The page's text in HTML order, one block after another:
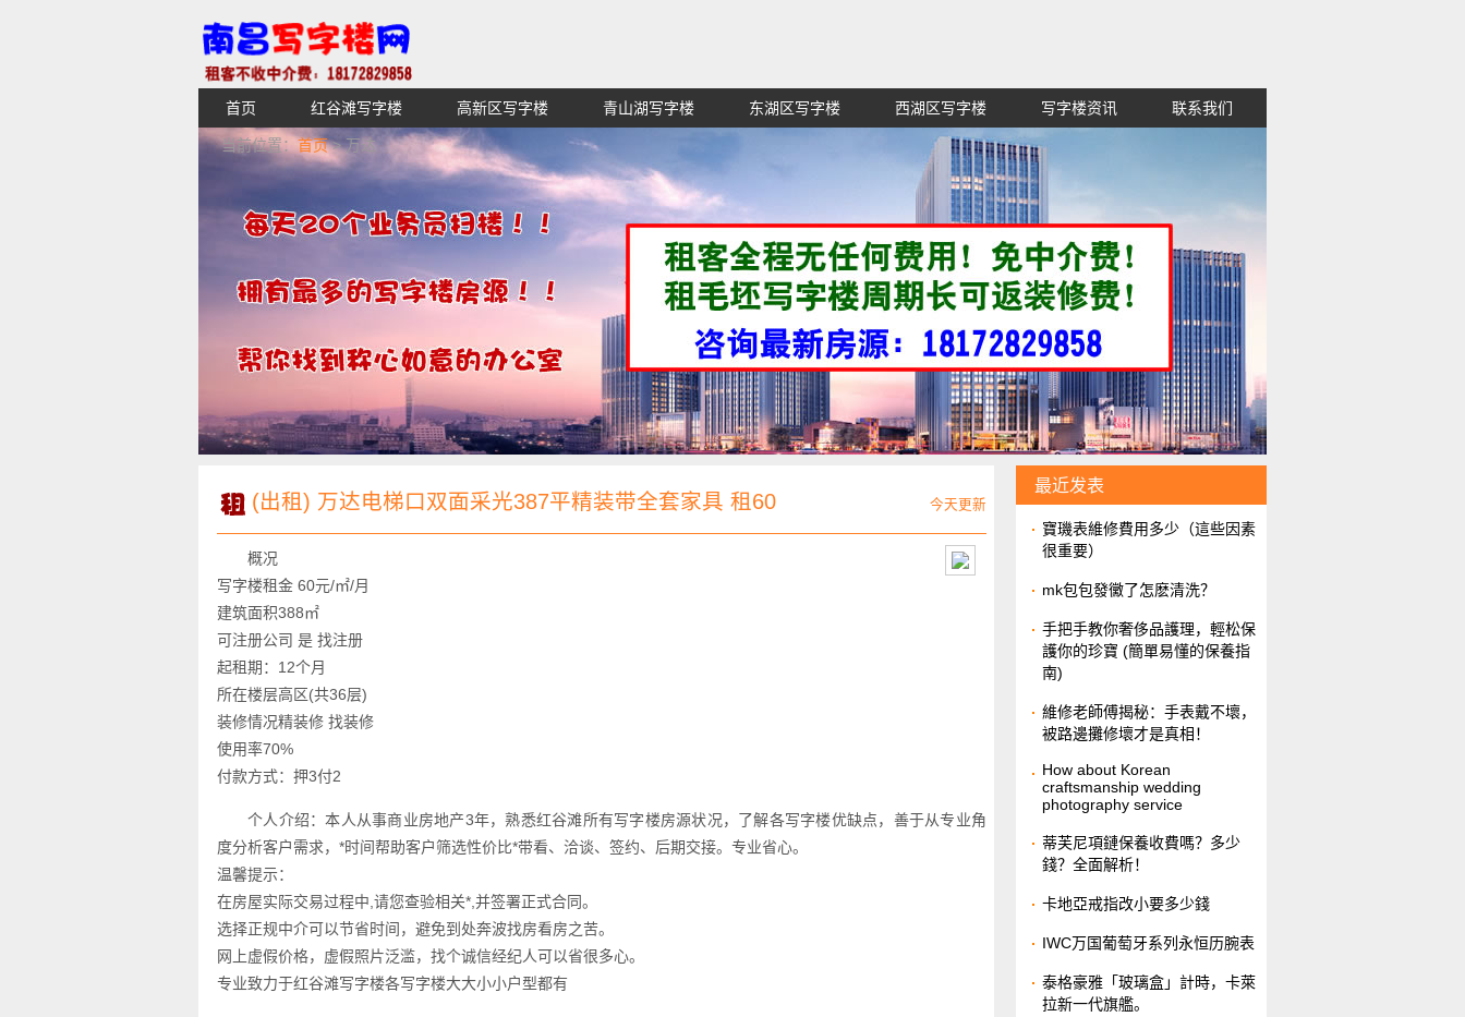
【不收中介费】南昌写字楼出租租赁招租出售,找高端高档高级超甲级办公室信息网,买纯价格租金便宜,高新区红谷滩西湖东湖青山
湖青云谱写字楼
首页 红谷滩写字楼 高新区写字楼 青山湖写字楼 东湖区写字楼 西湖区写字楼 写字楼资讯 联系我们
当前位置： 首页> 万达
今天更新
(出租) 万达电梯口双面采光387平精装带全套家具 租60
概况
写字楼租金 60元/㎡/月
建筑面积388㎡
可注册公司 是 找注册
起租期：12个月
所在楼层高区(共36层)
装修情况精装修 找装修
使用率70%
付款方式：押3付2
个人介绍：本人从事商业房地产3年，熟悉红谷滩所有写字楼房源状况，了解各写字楼优缺点，善于从专业角
度分析客户需求，*时间帮助客户筛选性价比*带看、洽谈、签约、后期交接。专业省心。
温馨提示：
在房屋实际交易过程中,请您查验相关*,并签署正式合同。
选择正规中介可以节省时间，避免到处奔波找房看房之苦。
网上虚假价格，虚假照片泛滥，找个诚信经纪人可以省很多心。
专业致力于红谷滩写字楼各写字楼大大小小户型都有
最近发表
​寶璣表維修費用多少（這些因素
很重要）
​mk包包發黴了怎麽清洗？
​手把手教你奢侈品護理，輕松保
護你的珍寶 (簡單易懂的保養指
南)
維修老師傅揭秘：手表戴不壞，
被路邊攤修壞才是真相！
How about Korean
craftsmanship wedding
photography service
​蒂芙尼項鏈保養收費嗎？多少
錢？全面解析！
​卡地亞戒指改小要多少錢
IWC万国葡萄牙系列永恒历腕表
泰格豪雅「玻璃盒」計時，卡萊
拉新一代旗艦。